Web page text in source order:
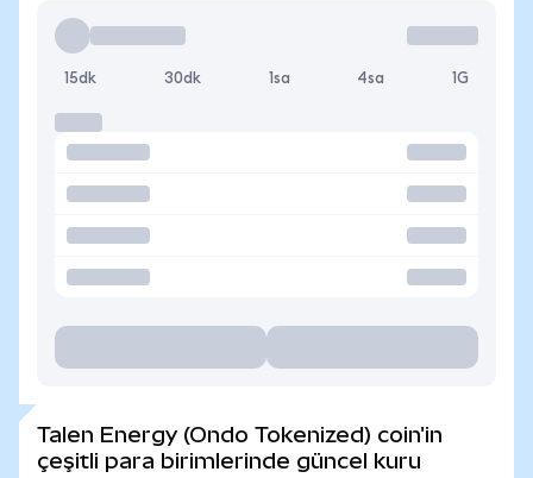
15dk 30dk 1sa 4sa 1G
Talen Energy (Ondo Tokenized) coin'in
çeşitli para birimlerinde güncel kuru